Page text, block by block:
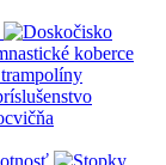
koberce